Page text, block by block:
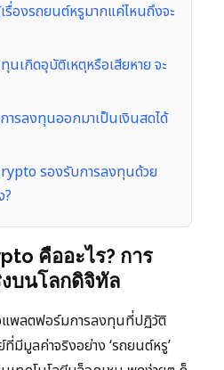
รื่องรถยนต์หรูมากแค่ไหนถึงจะ
เกิดอุบัติเหตุหรือเสียหาย จะ
ารลงทุนออกมาเป็นเงินสดได้
รองรับการลงทุนด้วย
?
คืออะไร? การ
บนโลกดิจิทัล
พลตฟอร์มการลงทุนที่ปฏิวัติ
มีมูลค่าจริงอย่าง ‘รถยนต์หรู’